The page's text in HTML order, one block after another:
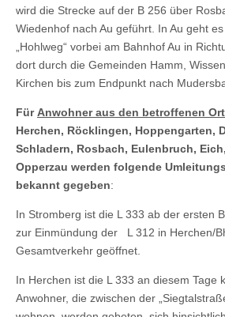
wird die Strecke auf der B 256 über
Wiedenhof nach Au geführt. In Au geht
„Hohlweg“ vorbei am Bahnhof Au in
dort durch die Gemeinden Hamm,
Kirchen bis zum Endpunkt nach
Für Anwohner aus den betroffenen
Herchen, Röcklingen, Hoppengarten,
Schladern, Rosbach, Eulenbruch,
Opperzau werden folgende
bekannt gegeben:
In Stromberg ist die L 333 ab der ersten
zur Einmündung der L 312 in Herchen/
Gesamtverkehr geöffnet.
In Herchen ist die L 333 an diesem Tage
Anwohner, die zwischen der